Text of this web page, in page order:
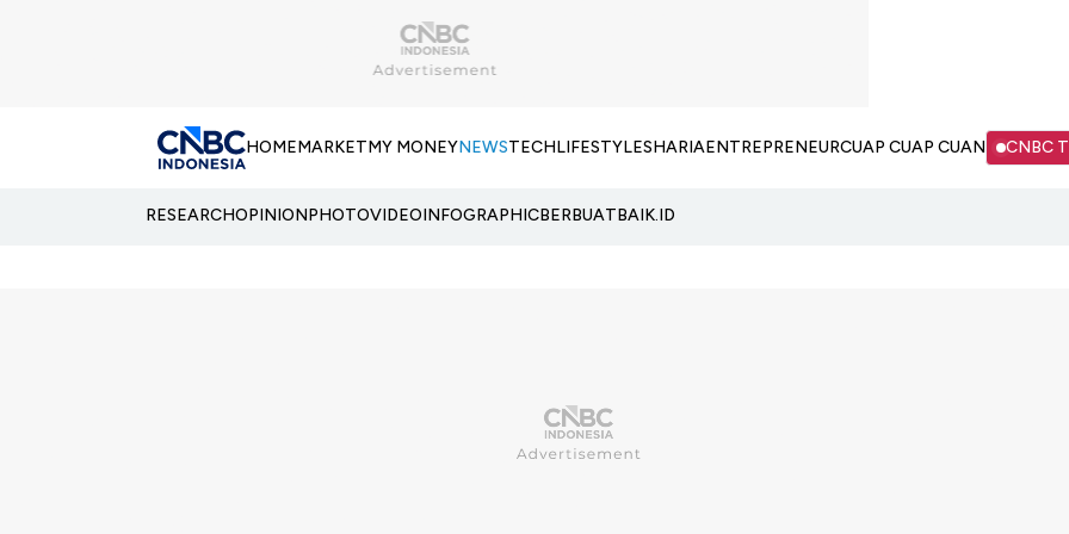
HOMEMARKETMY MONEYNEWSTECHLIFESTYLESHARIAENTREPRENEURCUAP CUAP CUAN CNBC
RESEARCHOPINIONPHOTOVIDEOINFOGRAPHICBERBUATBAIK.ID